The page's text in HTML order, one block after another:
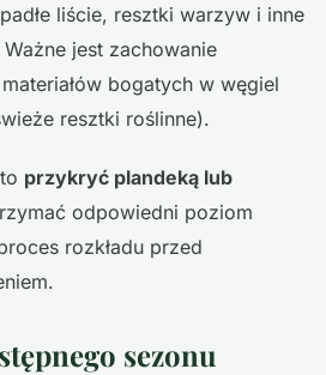
liście, resztki warzyw i inne
jest zachowanie
bogatych w węgiel
resztki roślinne).
przykryć plandeką lub
odpowiedni poziom
rozkładu przed
sezonu